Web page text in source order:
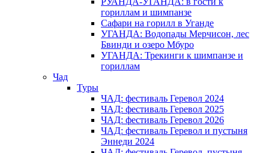
гориллам и шимпанзе
Сафари на горилл в Уганде
УГАНДА: Водопады Мерчисон, лес
Бвинди и озеро Мбуро
УГАНДА: Трекинги к шимпанзе и
гориллам
Чад
Туры
ЧАД: фестиваль Геревол 2024
ЧАД: фестиваль Геревол 2025
ЧАД: фестиваль Геревол 2026
ЧАД: фестиваль Геревол и пустыня
Эннеди 2024